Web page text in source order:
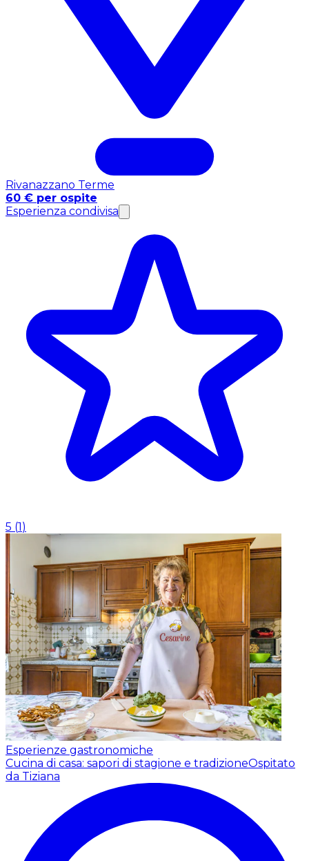
Rivanazzano Terme
60 € per ospite
Esperienza condivisa
5 (1)
Esperienze gastronomiche
Cucina di casa: sapori di stagione e tradizioneOspitato
da Tiziana